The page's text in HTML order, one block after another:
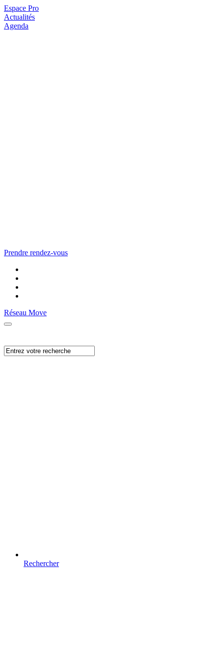
Espace Pro
Actualités
Agenda
Prendre rendez-vous
Réseau Move
Rechercher